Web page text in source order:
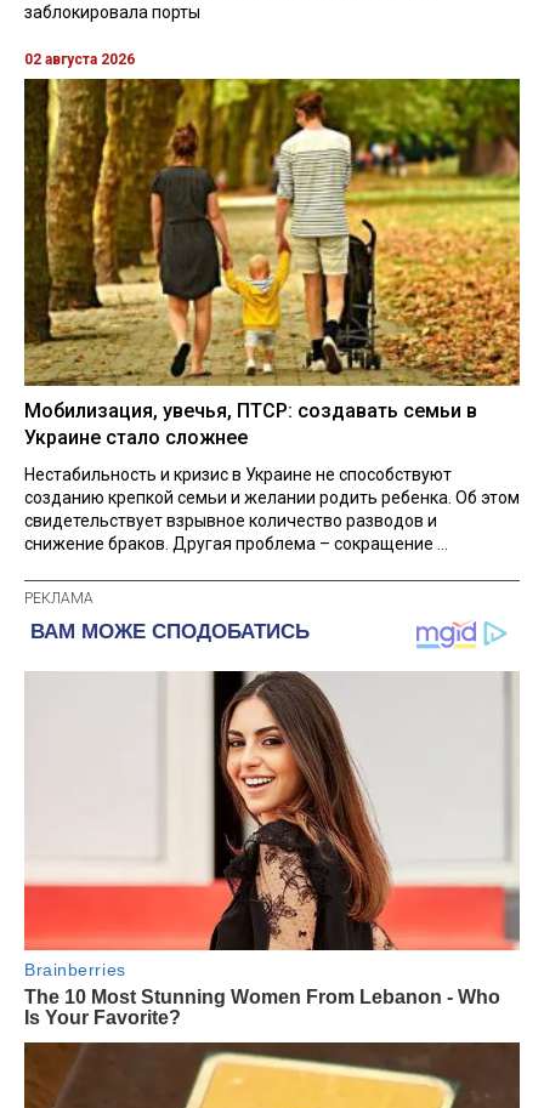
заблокировала порты
02 августа 2026
Мобилизация, увечья, ПТСР: создавать семьи в
Украине стало сложнее
Нестабильность и кризис в Украине не способствуют
созданию крепкой семьи и желании родить ребенка. Об этом
свидетельствует взрывное количество разводов и
снижение браков. Другая проблема – сокращение ...